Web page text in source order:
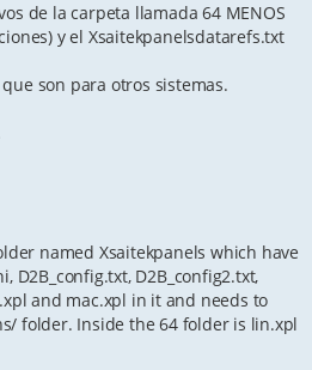
de la carpeta llamada 64 MENOS
y el Xsaitekpanelsdatarefs.txt
son para otros sistemas.
named Xsaitekpanels which have
D2B_config.txt, D2B_config2.txt,
and mac.xpl in it and needs to
folder. Inside the 64 folder is lin.xpl